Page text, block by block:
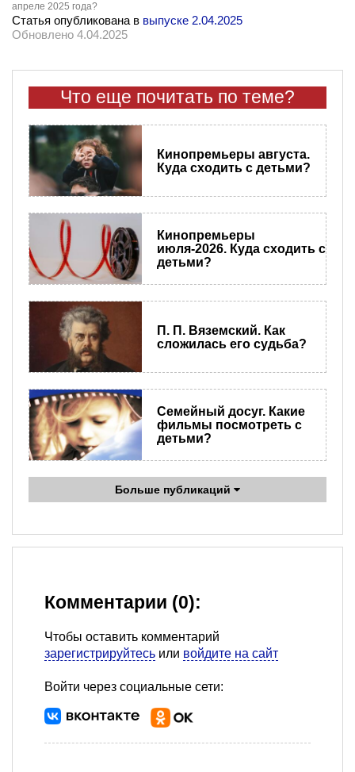
апреле 2025 года?
Статья опубликована в выпуске 2.04.2025
Обновлено 4.04.2025
Что еще почитать по теме?
Кинопремьеры​ августа.
Куда сходить с детьми?
Кинопремьеры
июля-2026. Куда сходить с
детьми?
П. П. Вяземский. Как
сложилась его судьба?
Семейный досуг. Какие
фильмы посмотреть с
детьми?
Больше публикаций
Комментарии (0):
Чтобы оставить комментарий
зарегистрируйтесь или войдите на сайт
Войти через социальные сети: